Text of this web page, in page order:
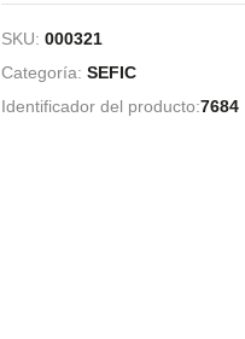
SKU: 000321
Categoría: SEFIC
Identificador del producto:7684